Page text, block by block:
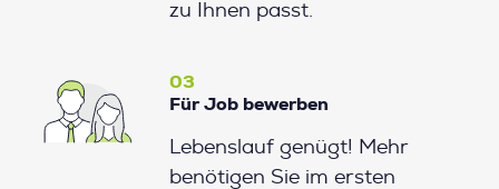
zu Ihnen passt.
03
Für Job bewerben
Lebenslauf genügt! Mehr
benötigen Sie im ersten